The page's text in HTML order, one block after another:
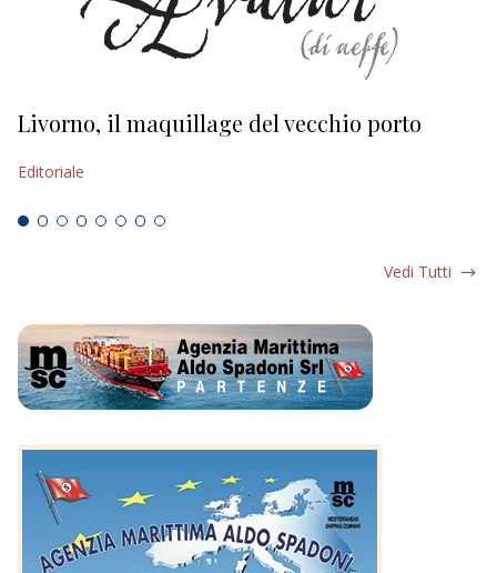
Livorno, il maquillage del vecchio porto
Editoriale
Vedi Tutti